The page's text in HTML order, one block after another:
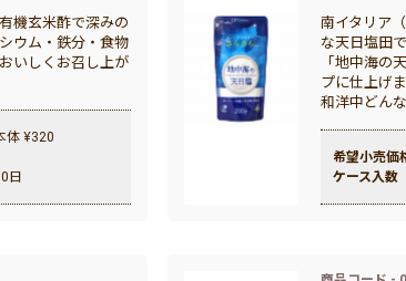
機玄米酢で深みの
ウム・鉄分・食物
いしくお召し上が
体 ¥320
日
南イタリア
な天日塩田
「地中海の
プに仕上げ
和洋中どん
希望小売価
ケース入数